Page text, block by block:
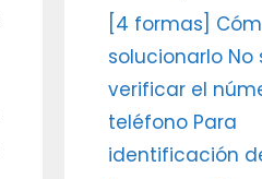
[4 formas]
solucionarlo No
verificar el
teléfono Para
identificación